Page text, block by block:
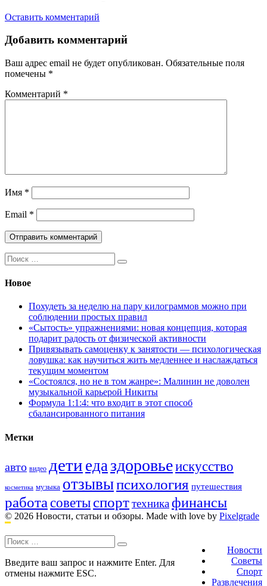
Оставить комментарий
Добавить комментарий
Ваш адрес email не будет опубликован. Обязательные поля
помечены *
Комментарий *
Имя *
Email *
Поиск:
Новое
Похудеть за неделю на пару килограммов можно при
соблюдении простых правил
«Сытость» упражнениями: новая концепция, которая
подарит радость от физической активности
Привязывать самоценку к занятости — психологическая
ловушка: как научиться жить медленнее и наслаждаться
текущим моментом
«Состоялся, но не в том жанре»: Малинин не доволен
музыкальной карьерой Никиты
Формула 1:1:4: что входит в этот способ
сбалансированного питания
Метки
авто видео дети едаздоровьеискусство
косметика музыка отзывыпсихология путешествия
работа советы спорттехникафинансы
© 2026 Новости, статьи и обзоры. Made with love by Pixelgrade
navigation
Новости
Советы
Спорт
Развлечения
Поиск:
Введите ваш запрос и нажмите Enter. Для
отмены нажмите ESC.